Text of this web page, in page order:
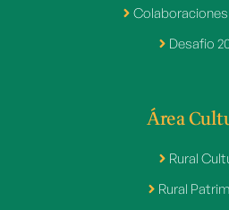
Desafio
Área
Rural
Rural